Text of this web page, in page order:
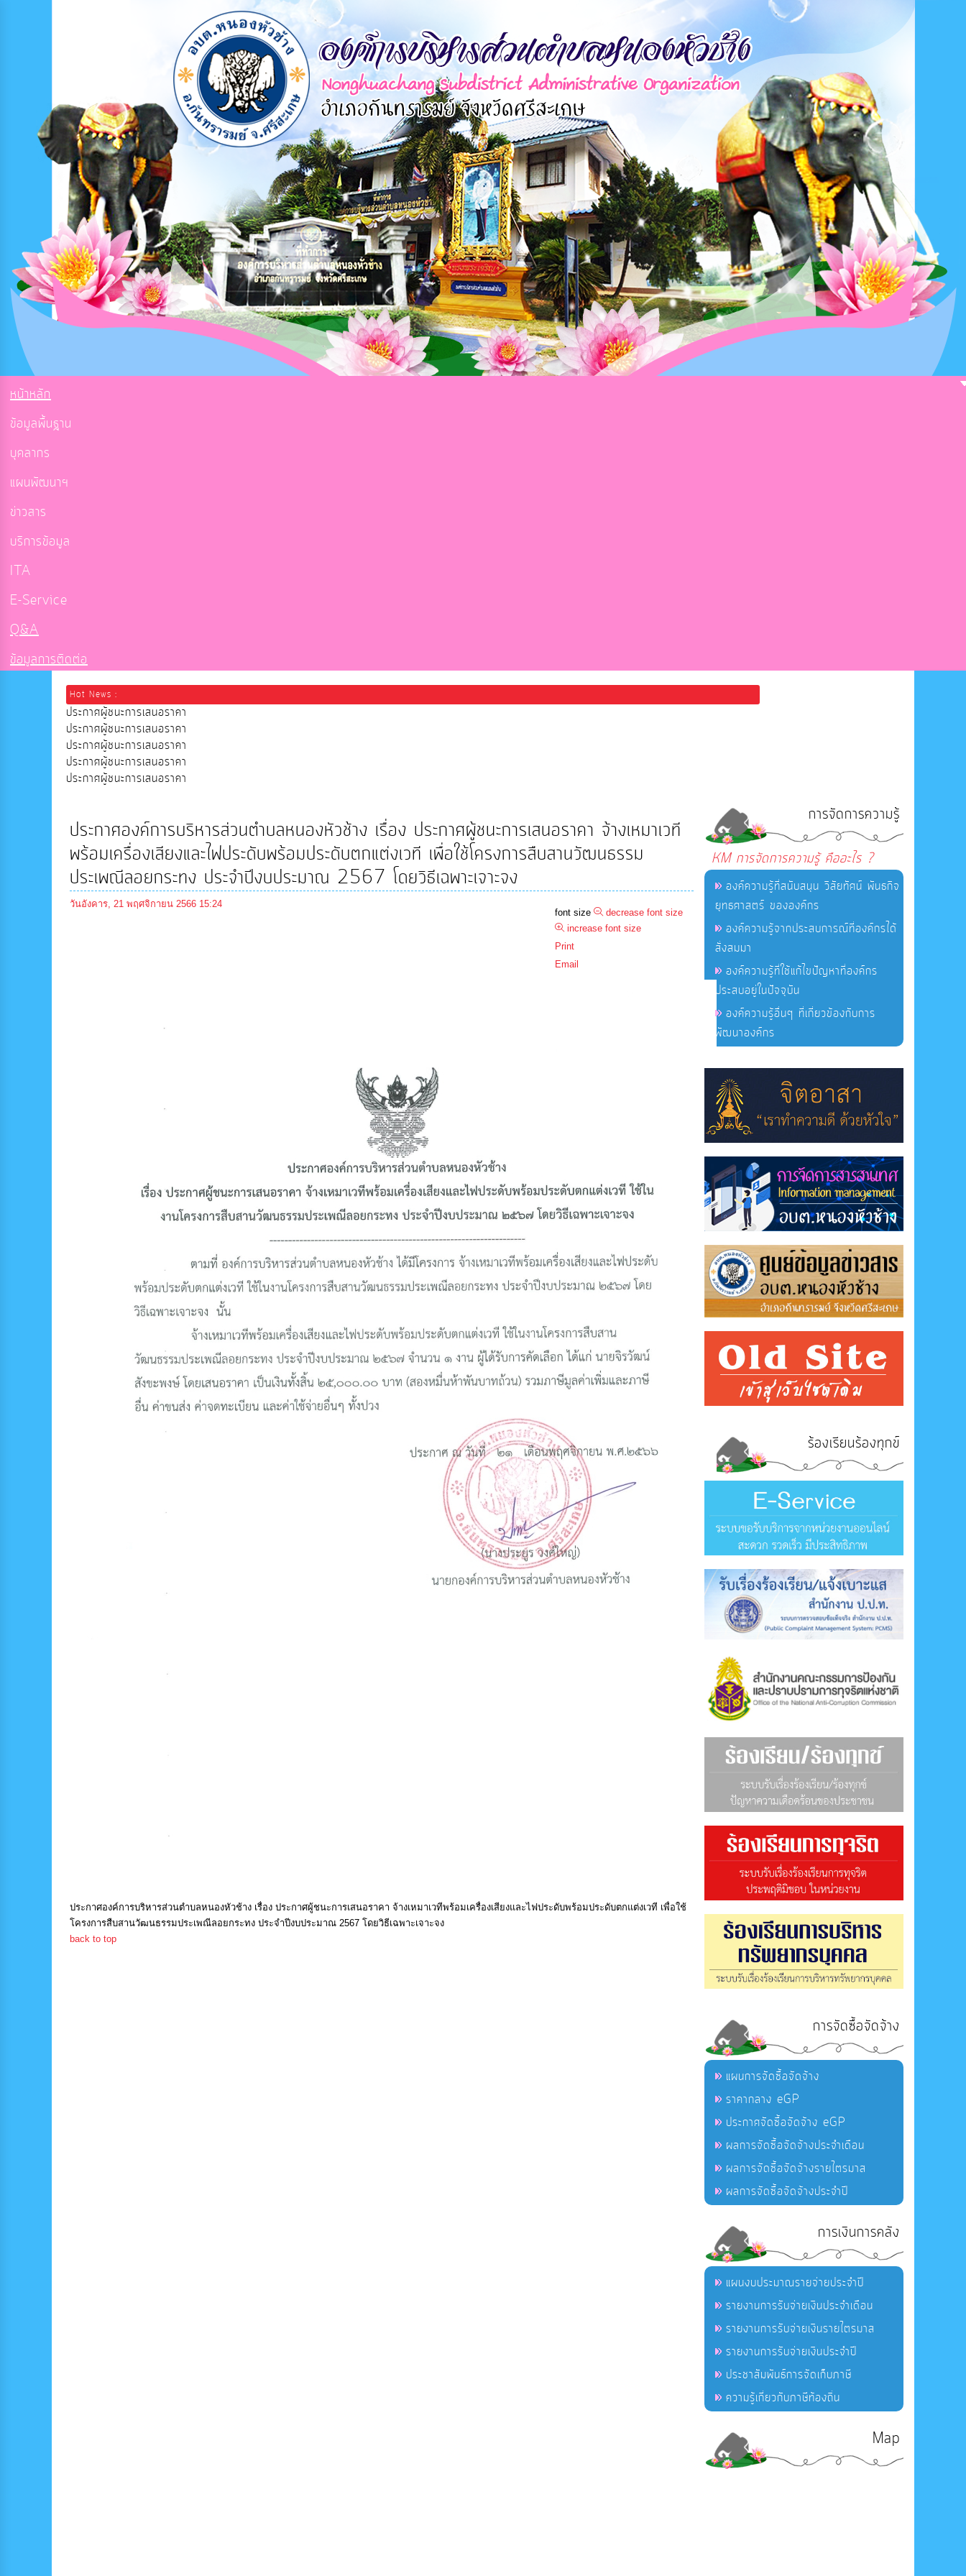
หน้าหลัก
ข้อมูลพื้นฐาน
บุคลากร
แผนพัฒนาฯ
ข่าวสาร
บริการข้อมูล
ITA
E-Service
Q&A
ข้อมูลการติดต่อ
Hot News :
ประกาศผู้ชนะการเสนอราคา
ประกาศผู้ชนะการเสนอราคา
ประกาศผู้ชนะการเสนอราคา
ประกาศผู้ชนะการเสนอราคา
ประกาศผู้ชนะการเสนอราคา
ประกาศองค์การบริหารส่วนตำบลหนองหัวช้าง เรื่อง ประกาศผู้ชนะการเสนอราคา จ้างเหมาเวที
พร้อมเครื่องเสียงและไฟประดับพร้อมประดับตกแต่งเวที เพื่อใช้โครงการสืบสานวัฒนธรรม
ประเพณีลอยกระทง ประจำปีงบประมาณ 2567 โดยวิธีเฉพาะเจาะจง
วันอังคาร, 21 พฤศจิกายน 2566 15:24
font size
decrease font size
increase font size
Print
Email
ประกาศองค์การบริหารส่วนตำบลหนองหัวช้าง เรื่อง ประกาศผู้ชนะการเสนอราคา จ้างเหมาเวทีพร้อมเครื่องเสียงและไฟประดับพร้อมประดับตกแต่งเวที เพื่อใช้
โครงการสืบสานวัฒนธรรมประเพณีลอยกระทง ประจำปีงบประมาณ 2567 โดยวิธีเฉพาะเจาะจง
back to top
การจัดการความรู้
KM การจัดการความรู้ คืออะไร ?
องค์ความรู้ที่สนับสนุน วิสัยทัศน์ พันธกิจ
ยุทธศาสตร์ ขององค์กร
องค์ความรู้จากประสบการณ์ที่องค์กรได้
สั่งสมมา
องค์ความรู้ที่ใช้แก้ไขปัญหาที่องค์กร
ประสบอยู่ในปัจจุบัน
องค์ความรู้อื่นๆ ที่เกี่ยวข้องกับการ
พัฒนาองค์กร
ร้องเรียนร้องทุกข์
การจัดซื้อจัดจ้าง
แผนการจัดซื้อจัดจ้าง
ราคากลาง eGP
ประกาศจัดซื้อจัดจ้าง eGP
ผลการจัดซื้อจัดจ้างประจำเดือน
ผลการจัดซื้อจัดจ้างรายไตรมาส
ผลการจัดซื้อจัดจ้างประจำปี
การเงินการคลัง
แผนงบประมาณรายจ่ายประจำปี
รายงานการรับจ่ายเงินประจำเดือน
รายงานการรับจ่ายเงินรายไตรมาส
รายงานการรับจ่ายเงินประจำปี
ประชาสัมพันธ์การจัดเก็บภาษี
ความรู้เกี่ยวกับภาษีท้องถิ่น
Map